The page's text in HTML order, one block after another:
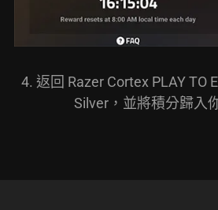
4. 返回 Razer Cortex PLAY TO
Silver，並將積分歸入